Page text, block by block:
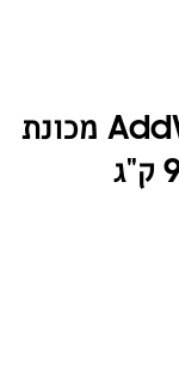
AddWash WW90K5410UW מכונת